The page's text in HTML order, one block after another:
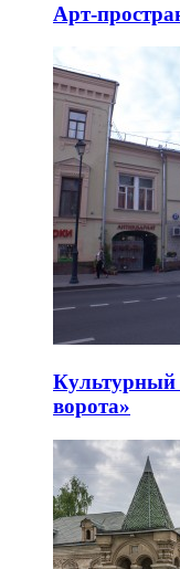
Арт-
Культурный
ворота»